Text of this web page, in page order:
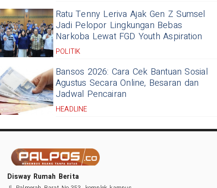
Ratu Tenny Leriva Ajak Gen Z Sumsel
Jadi Pelopor Lingkungan Bebas
Narkoba Lewat FGD Youth Aspiration
POLITIK
Bansos 2026: Cara Cek Bantuan Sosial
Agustus Secara Online, Besaran dan
Jadwal Pencairan
HEADLINE
Disway Rumah Berita